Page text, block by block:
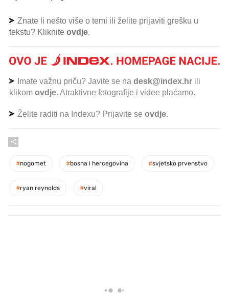
Znate li nešto više o temi ili želite prijaviti grešku u
tekstu? Kliknite ovdje.
Imate važnu priču? Javite se na desk@index.hr ili
klikom ovdje. Atraktivne fotografije i videe plaćamo.
Želite raditi na Indexu? Prijavite se ovdje.
#nogomet #bosna i hercegovina #svjetsko prvenstvo
#ryan reynolds #viral